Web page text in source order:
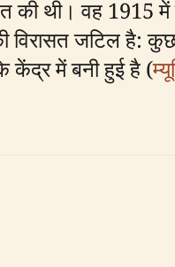
थी। वह 1915 में
विरासत जटिल है:
के केंद्र में बनी हुई है (